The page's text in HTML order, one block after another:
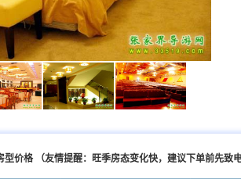
型价格 （友情提醒：旺季房态变化快，建议下单前先致